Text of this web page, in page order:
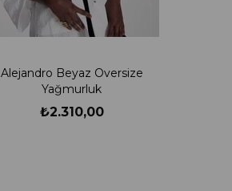
Alejandro Beyaz Oversize
Yağmurluk
₺2.310,00